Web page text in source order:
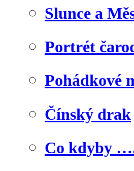
Slunce a
Portrét
Pohádkové
Čínský drak
Co kdyby